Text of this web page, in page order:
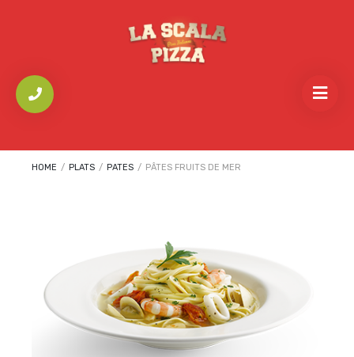
HOME / PLATS / PATES / PÂTES FRUITS DE MER